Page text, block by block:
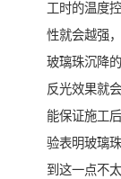
工时的温度
性就会越强
玻璃珠沉降
反光效果就
能保证施工
验表明玻璃
到这一点不